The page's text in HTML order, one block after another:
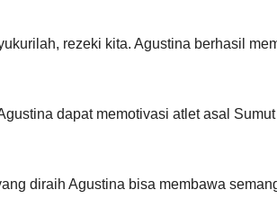
rezeki kita. Agustina berhasil
dapat memotivasi atlet asal
diraih Agustina bisa membawa